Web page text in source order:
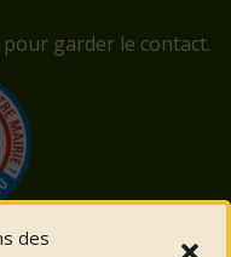
des
garder le contact.